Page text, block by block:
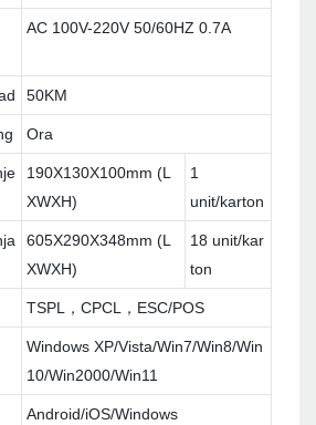
AC 100V-220V 50/60HZ 0.7A
50KM
Ora
190X130X100mm (L
XWXH)
1
unit/karton
605X290X348mm (L
XWXH)
18 unit/kar
ton
TSPL，CPCL，ESC/POS
Windows XP/Vista/Win7/Win8/Win
10/Win2000/Win11
Android/iOS/Windows